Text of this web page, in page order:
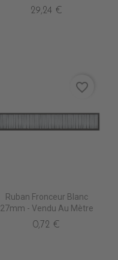
29,24 €
Ruban Fronceur Blanc
27mm - Vendu Au Mètre
0,72 €
favorite_border